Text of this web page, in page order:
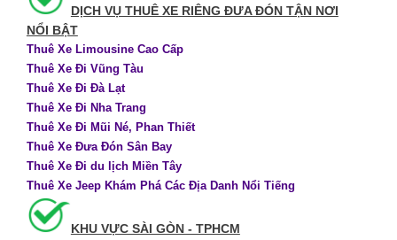
DỊCH VỤ THUÊ XE RIÊNG ĐƯA ĐÓN TẬN NƠI
NỔI BẬT
Thuê Xe Limousine Cao Cấp
Thuê Xe Đi Vũng Tàu
Thuê Xe Đi Đà Lạt
Thuê Xe Đi Nha Trang
Thuê Xe Đi Mũi Né, Phan Thiết
Thuê Xe Đưa Đón Sân Bay
Thuê Xe Đi du lịch Miền Tây
Thuê Xe Jeep Khám Phá Các Địa Danh Nổi Tiếng
KHU VỰC SÀI GÒN - TPHCM